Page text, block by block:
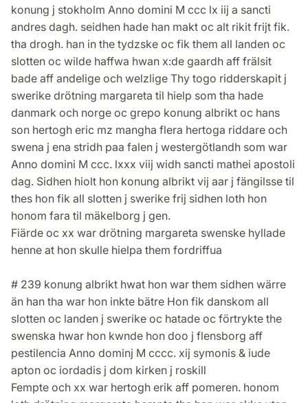
konung j stokholm Anno domini M ccc lx iij a sancti
andres dagh. seidhen hade han makt oc alt rikit frijt fik.
tha drogh. han in the tydzske oc fik them all landen oc
slotten oc wilde haffwa hwan x:de gaardh aff frälsit
bade aff andelige och welzlige Thy togo ridderskapit j
swerike drötning margareta til hielp som tha hade
danmark och norge oc grepo konung albrikt oc hans
son hertogh eric mz mangha flera hertoga riddare och
swena j ena stridh paa falen j westergötlandh som war
Anno domini M ccc. lxxx viij widh sancti mathei apostoli
dag. Sidhen hiolt hon konung albrikt vij aar j fängilsse til
thes hon fik all slotten j swerike frij sidhen loth hon
honom fara til mäkelborg j gen.
Fiärde oc xx war drötning margareta swenske hyllade
henne at hon skulle hielpa them fordriffua
# 239 konung albrikt hwat hon war them sidhen wärre
än han tha war hon inkte bätre Hon fik danskom all
slotten oc landen j swerike oc hatade oc förtrykte the
swenska hwar hon kwnde hon doo j flensborg aff
pestilencia Anno dominj M cccc. xij symonis & iude
apton oc iordadis j dom kirken j roskill
Fempte och xx war hertogh erik aff pomeren. honom